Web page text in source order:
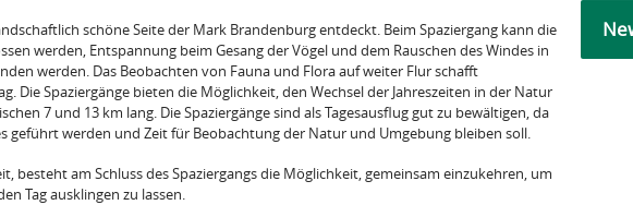
schöne Seite der Mark Brandenburg entdeckt. Beim Spaziergang kann die
werden, Entspannung beim Gesang der Vögel und dem Rauschen des Windes in
werden. Das Beobachten von Fauna und Flora auf weiter Flur schafft
Die Spaziergänge bieten die Möglichkeit, den Wechsel der Jahreszeiten in der Natur
7 und 13 km lang. Die Spaziergänge sind als Tagesausflug gut zu bewältigen, da
geführt werden und Zeit für Beobachtung der Natur und Umgebung bleiben soll.
besteht am Schluss des Spaziergangs die Möglichkeit, gemeinsam einzukehren, um
Tag ausklingen zu lassen.